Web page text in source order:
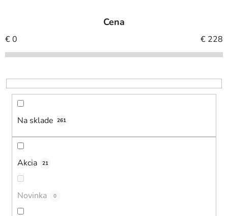
i
e
r
o
Cena
€0 € 228
Na sklade 261
Akcia 21
Novinka 0